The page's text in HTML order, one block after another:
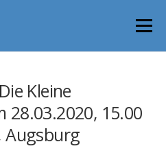
Menü
Kleine
28.03.2020, 15.00
Augsburg